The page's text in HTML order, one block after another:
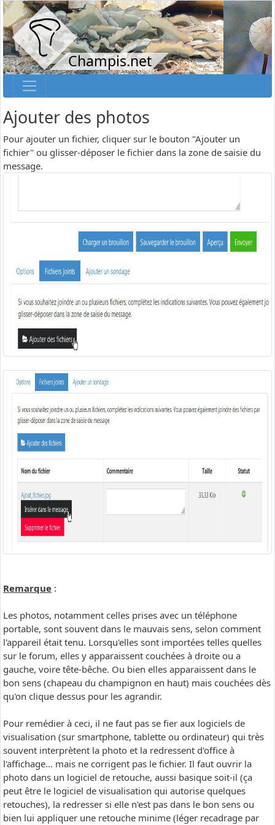
Champis.net
Ajouter des photos
Pour ajouter un fichier, cliquer sur le bouton "Ajouter un
fichier" ou glisser-déposer le fichier dans la zone de saisie du
message.
Remarque :
Les photos, notamment celles prises avec un téléphone
portable, sont souvent dans le mauvais sens, selon comment
l'appareil était tenu. Lorsqu'elles sont importées telles quelles
sur le forum, elles y apparaissent couchées à droite ou a
gauche, voire tête-bêche. Ou bien elles apparaissent dans le
bon sens (chapeau du champignon en haut) mais couchées dès
qu'on clique dessus pour les agrandir.
Pour remédier à ceci, il ne faut pas se fier aux logiciels de
visualisation (sur smartphone, tablette ou ordinateur) qui très
souvent interprètent la photo et la redressent d'office à
l'affichage... mais ne corrigent pas le fichier. Il faut ouvrir la
photo dans un logiciel de retouche, aussi basique soit-il (ça
peut être le logiciel de visualisation qui autorise quelques
retouches), la redresser si elle n'est pas dans le bon sens ou
bien lui appliquer une retouche minime (léger recadrage par